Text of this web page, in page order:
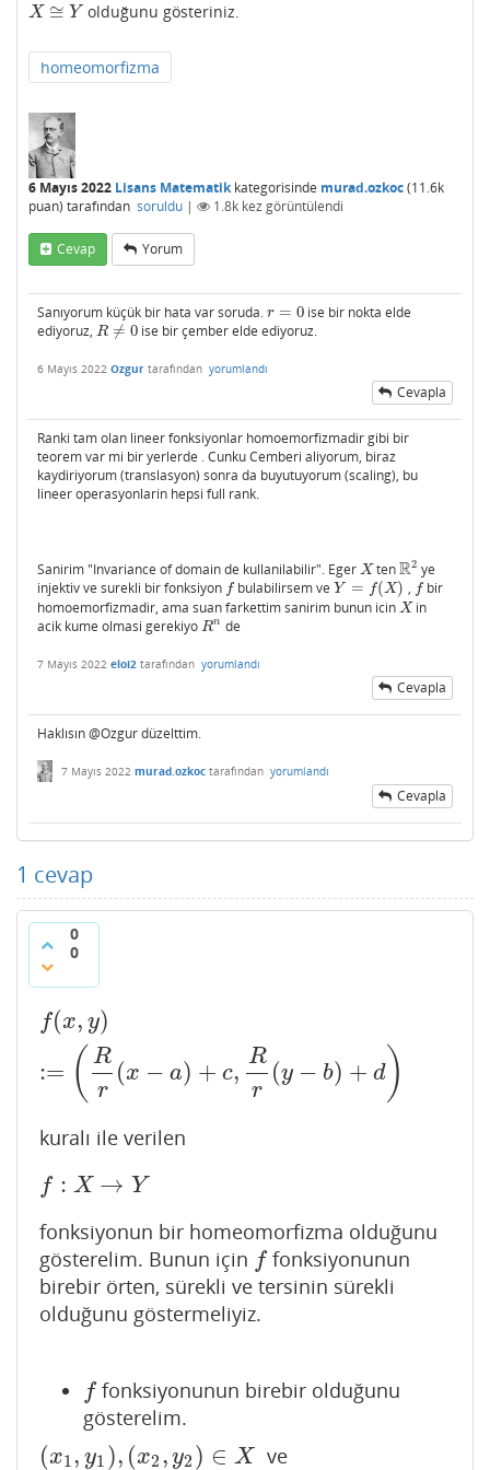
X ≅ Y
X≅ Y olduğunu gösteriniz.
homeomorfizma
6 Mayıs 2022 Lisans Matematikkategorisinde murad.ozkoc(11.6k
puan) tarafından soruldu | 1.8k kez görüntülendi
Cevap Yorum
Sanıyorum küçük bir hata var soruda. r = 0
r= 0
ise bir nokta elde
ediyoruz, R ≠ 0
R≠ 0 ise bir çember elde ediyoruz.
6 Mayıs 2022 Ozgur tarafından yorumlandı
Cevapla
Ranki tam olan lineer fonksiyonlar homoemorfizmadir gibi bir
teorem var mi bir yerlerde . Cunku Cemberi aliyorum, biraz
kaydiriyorum (translasyon) sonra da buyutuyorum (scaling), bu
lineer operasyonlarin hepsi full rank.
Sanirim "Invariance of domain de kullanilabilir". Eger X
X tenR2
R2 ye
injektiv ve surekli bir fonksiyon f
f bulabilirsem veY = f(X)
Y= f(X , f
f bir
homoemorfizmadir, ama suan farkettim sanirim bunun icin X
X in
acik kume olmasi gerekiyo Rn
Rn de
7 Mayıs 2022 eloi2 tarafından yorumlandı
Cevapla
Haklısın @Ozgur düzelttim.
7 Mayıs 2022 murad.ozkoc tarafından yorumlandı
Cevapla
1 cevap
0
0
f(x, y)
:= ( R
r
(x − a) + c,
R
r
(y − b) + d)
kuralı ile verilen
f : X → Y
f:X→Y
fonksiyonun bir homeomorfizma olduğunu
gösterelim. Bunun için f
f fonksiyonunun
birebir örten, sürekli ve tersinin sürekli
olduğunu göstermeliyiz.
f
f fonksiyonunun birebir olduğunu
gösterelim.
(x1, y1 ), (x2 , y2 ) ∈ X
(x1, y 1),( x2 ,y2)∈X ve